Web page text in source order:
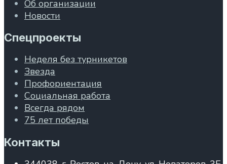
Об организации
Новости
Спецпроекты
Неделя без турникетов
Звезда
Профориентация
Социальная работа
Всегда рядом
75 лет победы
Контакты